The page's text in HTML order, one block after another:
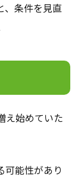
、条件を見直
え始めていた
可能性があり